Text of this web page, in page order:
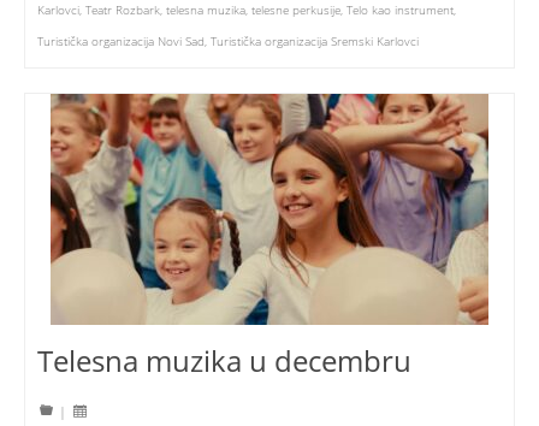
Karlovci, Teatr Rozbark, telesna muzika, telesne perkusije, Telo kao instrument,
Turistička organizacija Novi Sad, Turistička organizacija Sremski Karlovci
Telesna muzika u decembru
|